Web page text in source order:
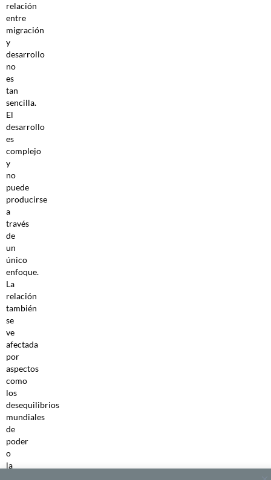
relación
entre
migración
y
desarrollo
no
es
tan
sencilla.
El
desarrollo
es
complejo
y
no
puede
producirse
a
través
de
un
único
enfoque.
La
relación
también
se
ve
afectada
por
aspectos
como
los
desequilibrios
mundiales
de
poder
o
la